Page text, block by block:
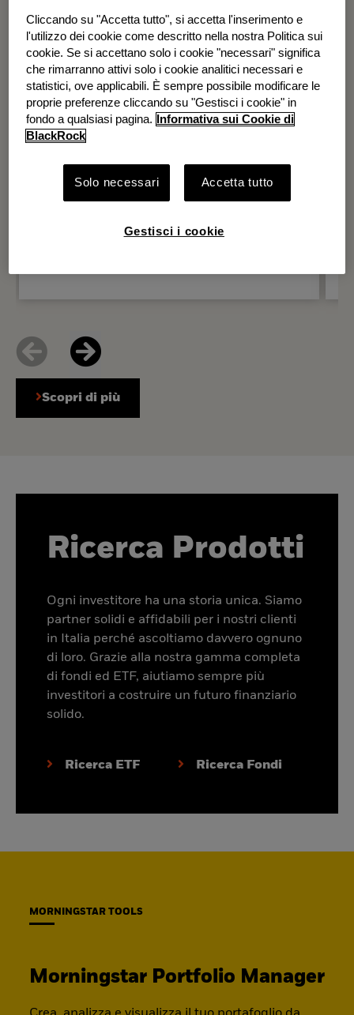
Scopri di più
Ricerca Prodotti
Ogni investitore ha una storia unica. Siamo
partner solidi e affidabili per i nostri clienti
in Italia perché ascoltiamo davvero ognuno
di loro. Grazie alla nostra gamma completa
di fondi ed ETF, aiutiamo sempre più
investitori a costruire un futuro finanziario
solido.
Ricerca ETF Ricerca Fondi
MORNINGSTAR TOOLS
Morningstar Portfolio Manager
Cliccando su "Accetta tutto", si accetta l'inserimento e
l'utilizzo dei cookie come descritto nella nostra Politica sui
cookie. Se si accettano solo i cookie "necessari" significa
che rimarranno attivi solo i cookie analitici necessari e
statistici, ove applicabili. È sempre possibile modificare le
proprie preferenze cliccando su "Gestisci i cookie" in
fondo a qualsiasi pagina.
Informativa sui Cookie di
BlackRock
Solo necessari Accetta tutto
Gestisci i cookie